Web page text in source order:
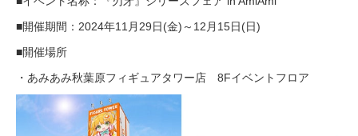
■開催期間：2024年11月29日(金)～12月15日(日)
■開催場所
・あみあみ秋葉原フィギュアタワー店 8Fイベントフロア